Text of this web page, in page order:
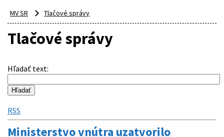
MV SR Tlačové správy
Tlačové správy
Hľadať text:
RSS
Ministerstvo vnútra uzatvorilo